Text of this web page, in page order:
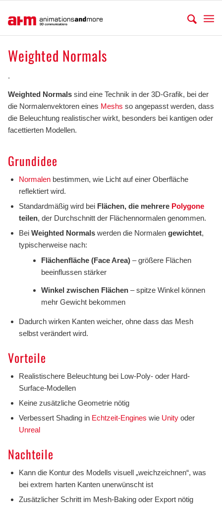
Weighted Normals
.
Weighted Normalssind eine Technik in der 3D-Grafik, bei der
die Normalenvektoren eines Meshs so angepasst werden, dass
die Beleuchtung realistischer wirkt, besonders bei kantigen oder
facettierten Modellen.
Grundidee
Normalenbestimmen, wie Licht auf einer Oberfläche
reflektiert wird.
Standardmäßig wird bei Flächen, die mehrere Polygone
teilen, der Durchschnitt der Flächennormalen genommen.
Bei Weighted Normalswerden die Normalen gewichtet,
typischerweise nach:
Flächenfläche (Face Area)– größere Flächen
beeinflussen stärker
Winkel zwischen Flächen– spitze Winkel können
mehr Gewicht bekommen
Dadurch wirken Kanten weicher, ohne dass das Mesh
selbst verändert wird.
Vorteile
Realistischere Beleuchtung bei Low-Poly- oder Hard-
Surface-Modellen
Keine zusätzliche Geometrie nötig
Verbessert Shading in Echtzeit-Engines wie Unity oder
Unreal
Nachteile
Kann die Kontur des Modells visuell „weichzeichnen“, was
bei extrem harten Kanten unerwünscht ist
Zusätzlicher Schritt im Mesh-Baking oder Export nötig